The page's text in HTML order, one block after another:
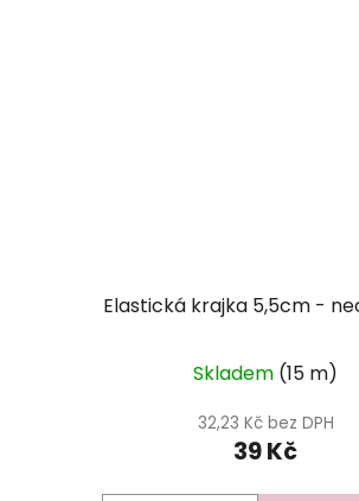
Elastická krajka 5,5cm -
Skladem (15 m)
32,23 Kč bez DPH
39 Kč